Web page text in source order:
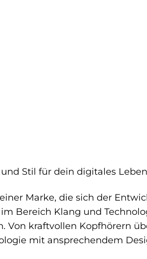
Stil für dein digitales Leben
Marke, die sich der
Bereich Klang und
kraftvollen Kopfhörern
mit ansprechendem